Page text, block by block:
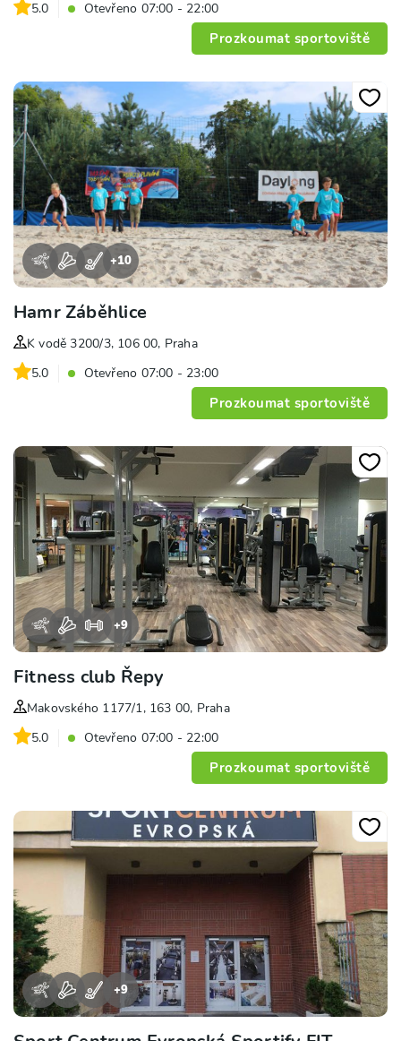
5.0
Otevřeno 07:00 - 22:00
Prozkoumat sportoviště
+10
Hamr Záběhlice
K vodě 3200/3, 106 00, Praha
5.0
Otevřeno 07:00 - 23:00
Prozkoumat sportoviště
+9
Fitness club Řepy
Makovského 1177/1, 163 00, Praha
5.0
Otevřeno 07:00 - 22:00
Prozkoumat sportoviště
+9